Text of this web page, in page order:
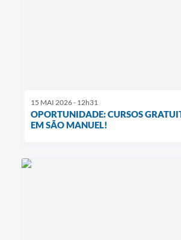
15 MAI 2026 - 12h31
OPORTUNIDADE: CURSOS
EM SÃO MANUEL!